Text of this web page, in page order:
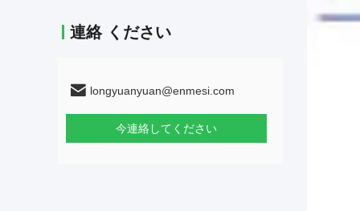
連絡 ください
longyuanyuan@enmesi.com
今連絡してください